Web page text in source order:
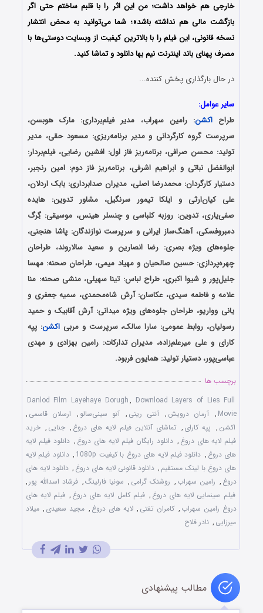
خارجی هم خواهد داشت؛ من این اثر را با قلبم ساختم حتی اگر
بازگشت مالی هم نداشته باشد»؛ شما می‌توانید به محض انتشار
نسخه قانونی، این فیلم را با بالاترین کیفیت از وبسایت دوستی‌ها با
مصرف پهنای باند اینترنت نیم بها دانلود و تماشا کنید.
در حال بارگذاری پخش کننده...
سایر عوامل:
طراحاکشن: رامین سهراب، مدیر فیلم‌برداری: مارک هوبسن،
سرپرست گروه کارگردانی و مدیر برنامه‌ریزی: مسعود حقی، مدیر
تولید: محسن صرافی، برنامه‌ریز فاز اول: افشین رضایی، فیلم‌بردار:
ابوالفضل نباتی و ابراهیم اشرفی، برنامه‌ریز فاز دوم: امین رنجبر،
دستیار کارگردان: محمدرضا اصلی، مدیران صدابرداری: بابک اردلان،
علی کیان‌ارثی و ایلکا تیمور سرنگیل، مشاور تدوین: هایده
صفی‌یاری، تدوین: روزبه کلباسی و چنسلر هینس، موسیقی: گِرگ
دمبروفسکی، آهنگ‌ساز ایرانی و سرپرست نوازندگان: پاشا هنجنی،
جلوه‌های ویژه بصری: رضا انصارین و سعید سالاروند، طراحان
چهره‌پردازی: حسین صالحیان و مهیاد میمی، طراحان صحنه: مهسا
جلیل‌پور و شیوا اکبری، طراح لباس: تینا سهیلی، منشی صحنه: منا
علامه و فاطمه سیدی، عکاسان: آرش شاه‌محمدی، سمیه جعفری و
یانی وواریو، طراحان جلوه‌های ویژه میدانی: آرش آقابیک و حمید
رسولیان، روابط‌ عمومی: سارا سالک، سرپرست و مربی اکشن: پپه
کارای و علی میرعلم‌زاده، مدیران تدارکات: رامین بهزادی و مهدی
عباسی‌پور، دستیار تولید: همایون فربود.
برچسب ها
Danlod Film Layehaye Dorugh, Download Layers of Lies Full
Movie
, آرمان درویش , آنتی رینی , آنو سینی‌سالو , ارسلان قاسمی ,
اکشن , پپه کارای , تماشای آنلاین فیلم لایه های دروغ , جنایی , خرید
فیلم لایه های دروغ , دانلود رایگان فیلم لایه های دروغ , دانلود فیلم لایه
های دروغ , دانلود فیلم لایه های دروغ با کیفیت 1080p , دانلود فیلم لایه
های دروغ با لینک مستقیم , دانلود قانونی لایه های دروغ , دانلود لایه های
دروغ , رامین سهراب , روشنک گرامی , سونیا فارلینگ, فرشاد اسدالله پور ,
فیلم سینمایی لایه های دروغ , فیلم کامل لایه های دروغ , فیلم لایه های
دروغ رامین سهراب , کامران تفتی , لایه های دروغ , مجید سعیدی , میلاد
میرزایی , نادر فلاح
مطالب پیشنهادی